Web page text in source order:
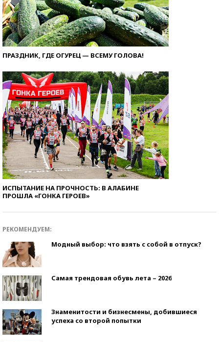
ПРАЗДНИК, ГДЕ ОГУРЕЦ — ВСЕМУ ГОЛОВА!
ИСПЫТАНИЕ НА ПРОЧНОСТЬ: В АЛАБИНЕ
ПРОШЛА «ГОНКА ГЕРОЕВ»
РЕКОМЕНДУЕМ:
Модный выбор: что взять с собой в отпуск?
Самая трендовая обувь лета – 2026
Знаменитости и бизнесмены, добившиеся
успеха со второй попытки